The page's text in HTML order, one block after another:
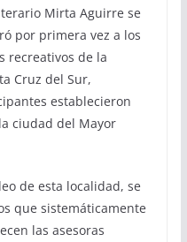
Mirta Aguirre se
por primera vez a los
recreativos de la
Cruz del Sur,
establecieron
ciudad del Mayor
de esta localidad, se
que sistemáticamente
las asesoras